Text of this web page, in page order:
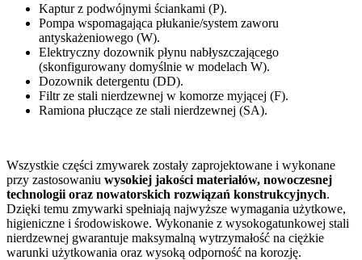
Kaptur z podwójnymi ściankami (P).
Pompa wspomagająca płukanie/system zaworu
antyskażeniowego (W).
Elektryczny dozownik płynu nabłyszczającego
(skonfigurowany domyślnie w modelach W).
Dozownik detergentu (DD).
Filtr ze stali nierdzewnej w komorze myjącej (F).
Ramiona płuczące ze stali nierdzewnej (SA).
Wszystkie części zmywarek zostały zaprojektowane i wykonane
przy zastosowaniu wysokiej jakości materiałów, nowoczesnej
technologii oraz nowatorskich rozwiązań konstrukcyjnych.
Dzięki temu zmywarki spełniają najwyższe wymagania użytkowe,
higieniczne i środowiskowe. Wykonanie z wysokogatunkowej stali
nierdzewnej gwarantuje maksymalną wytrzymałość na ciężkie
warunki użytkowania oraz wysoką odporność na korozję.